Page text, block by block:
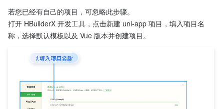
若您已经有自己的项目，可忽略此步骤。
打开 HBuilderX 开发工具，点击新建 uni-app 项目，填入项目名
称，选择默认模板以及 Vue 版本并创建项目。